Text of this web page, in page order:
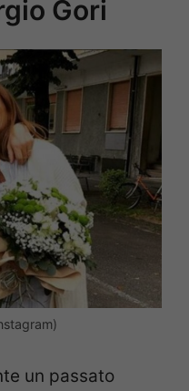
Gori
un passato